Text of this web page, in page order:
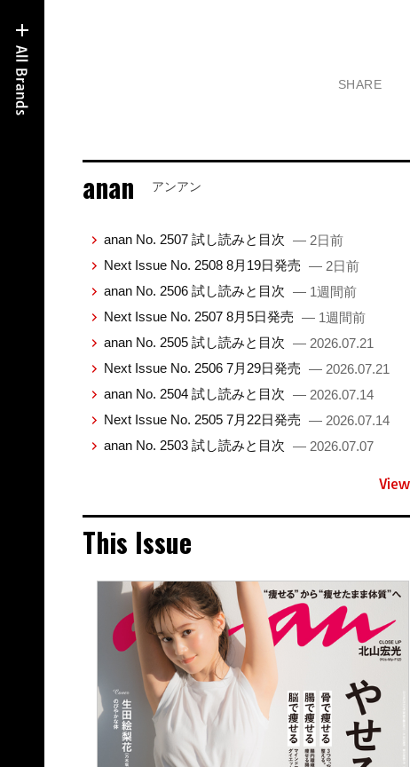
SHARE
anan アンアン
anan No. 2507 試し読みと目次 — 2日前
Next Issue No. 2508 8月19日発売 — 2日前
anan No. 2506 試し読みと目次 — 1週間前
Next Issue No. 2507 8月5日発売 — 1週間前
anan No. 2505 試し読みと目次 — 2026.07.21
Next Issue No. 2506 7月29日発売 — 2026.07.21
anan No. 2504 試し読みと目次 — 2026.07.14
Next Issue No. 2505 7月22日発売 — 2026.07.14
anan No. 2503 試し読みと目次 — 2026.07.07
This Issue